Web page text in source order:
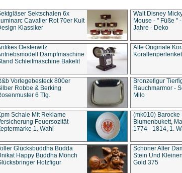
Sektschalen 6x
Cavalier Rot 70er Kult
Klassiker
Walt Disney
Mouse - " Füße "
Jahre - Deko
Oesterwitz
Dampfmaschine
Schleifmaschine Bakelit
Alte Originale
Vorlegebesteck 800er
Robbe & Berking
6 Tlg.
Bronzefigur
Rauchmarmor -
Milo
Schale Mit Reklame
Feuersozität
1. Wahl
(mk010) Barocke
Blumenbukett,
1774 - 1814, 1.
Glücksbuddha Budda
Happy Buddha Mönch
Holzfigur
Schöner Alter
Stein Und
Gold 375